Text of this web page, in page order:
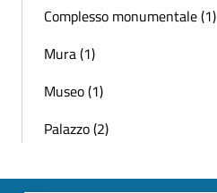
Complesso monumentale (1)
Mura (1)
Museo (1)
Palazzo (2)